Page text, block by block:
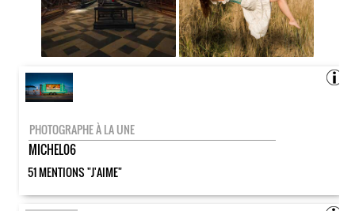
PHOTOGRAPHE À LA UNE
MICHEL06
51 MENTIONS "J'AIME"